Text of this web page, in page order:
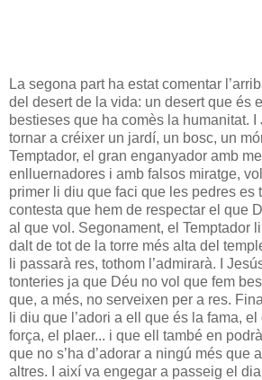
La segona part ha estat comentar
del desert de la vida: un desert que és
bestieses que ha comès la humanitat. I
tornar a créixer un jardí, un bosc, un
Temptador, el gran enganyador amb
enlluernadores i amb falsos miratge,
primer li diu que faci que les pedres es
contesta que hem de respectar el que
al que vol. Segonament, el Temptador
dalt de tot de la torre més alta del
li passarà res, tothom l’admirarà. I
tonteries ja que Déu no vol que fem
que, a més, no serveixen per a res.
li diu que l’adori a ell que és la fama,
força, el plaer... i que ell també en
que no s’ha d’adorar a ningú més que
altres. I així va engegar a passeig el